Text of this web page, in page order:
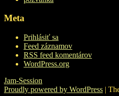
Meta
Prihlásiť sa
Feed záznamov
RSS feed komentárov
WordPress.org
Jam-Session
Proudly powered by WordPress |